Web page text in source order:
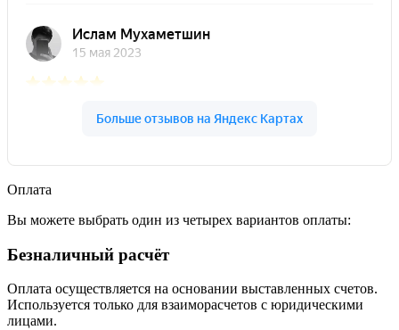
Оплата
Вы можете выбрать один из четырех вариантов оплаты:
Безналичный расчёт
Оплата осуществляется на основании выставленных счетов.
Используется только для взаиморасчетов с юридическими
лицами.